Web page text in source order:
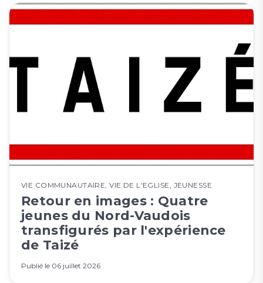
VIE COMMUNAUTAIRE,VIE DE L'EGLISE, JEUNESSE
Retour en images : Quatre
jeunes du Nord-Vaudois
transfigurés par l'expérience
de Taizé
Publié le 06 juillet 2026